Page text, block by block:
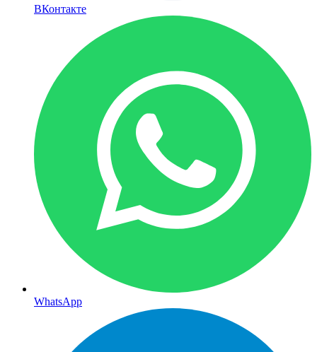
ВКонтакте
WhatsApp